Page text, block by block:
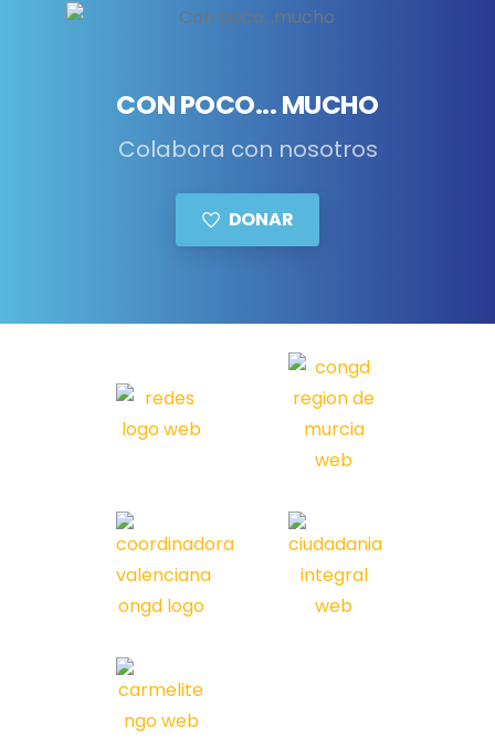
CON POCO... MUCHO
Colabora con nosotros
DONAR